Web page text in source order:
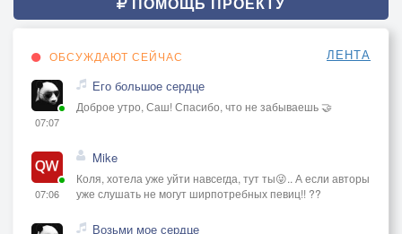
ОБСУЖДАЮТ СЕЙЧАС ЛЕНТА
07:07
Его большое сердце
Доброе утро, Саш! Спасибо, что не забываешь 🤝
07:06
Mike
Коля, хотела уже уйти навсегда, тут ты😜.. А если авторы
уже слушать не могут ширпотребных певиц!! ??
Возьми мое сердце